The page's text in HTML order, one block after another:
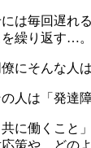
は毎回遅れ
繰り返す…。
にそんな人
人は 「発達
に働くこと」
策や、どの